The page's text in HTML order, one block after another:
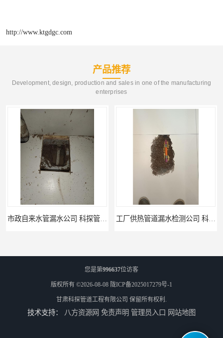
http://www.ktgdgc.com
产品推荐
Development, design, production and sales in one of the manufacturing
enterprises
工厂供热管道漏水检测公司 科探管道工程 公司仪器测漏电话 科探管道工程
您是第996637位访客
版权所有 ©2026-08-08 陇ICP备2025017279号-1
甘肃科探管道工程有限公司 保留所有权利.
技术支持： 八方资源网 免责声明 管理员入口 网站地图